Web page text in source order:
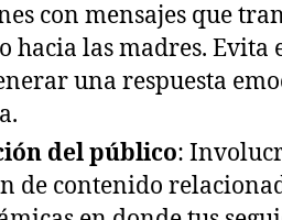
con mensajes que
hacia las madres. Evita
una respuesta
del público:
de contenido